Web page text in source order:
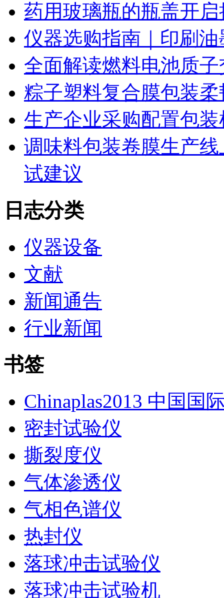
药用玻璃瓶的瓶盖开
仪器选购指南｜印刷
全面解读燃料电池质
粽子塑料复合膜包装
生产企业采购配置包
调味料包装卷膜生产
试建议
日志分类
仪器设备
文献
新闻通告
行业新闻
书签
Chinaplas2013 中国国
密封试验仪
撕裂度仪
气体渗透仪
气相色谱仪
热封仪
落球冲击试验仪
落球冲击试验机